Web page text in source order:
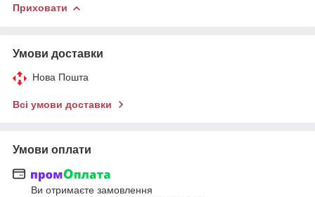
Приховати
Умови доставки
Нова Пошта
Всі умови доставки
Умови оплати
Ви отримаєте замовлення